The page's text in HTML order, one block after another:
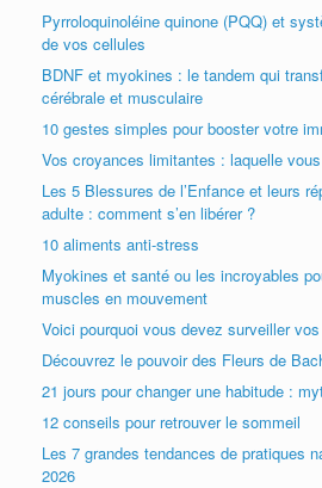
Pyrroloquinoléine quinone (PQQ) et
de vos cellules
BDNF et myokines : le tandem qui
cérébrale et musculaire
10 gestes simples pour booster votre
Vos croyances limitantes : laquelle
Les 5 Blessures de l’Enfance et leurs
adulte : comment s’en libérer ?
10 aliments anti-stress
Myokines et santé ou les incroyables
muscles en mouvement
Voici pourquoi vous devez surveiller
Découvrez le pouvoir des Fleurs de
21 jours pour changer une habitude :
12 conseils pour retrouver le sommeil
Les 7 grandes tendances de pratiques
2026